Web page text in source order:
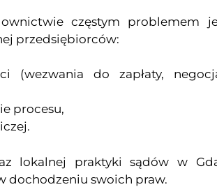
częstym problemem
przedsiębiorców:
(wezwania do zapłaty,
procesu,
lokalnej praktyki sądów w
dochodzeniu swoich praw.